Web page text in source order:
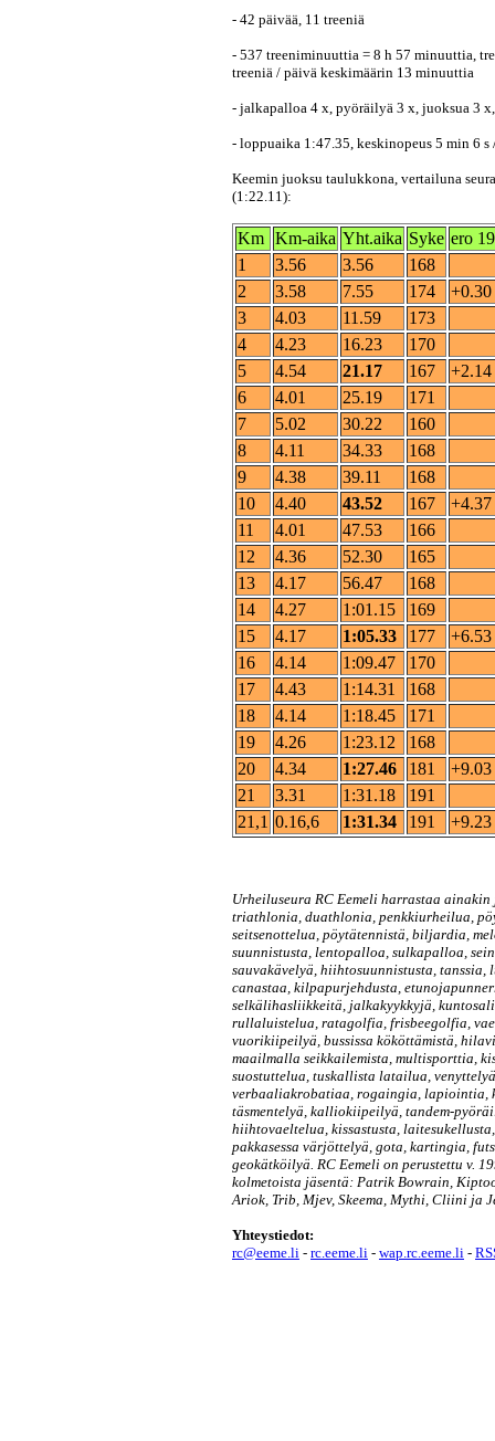
- 42 päivää, 11 treeniä
- 537 treeniminuuttia = 8 h 57 minuuttia,
treeniä / päivä keskimäärin 13 minuuttia
- jalkapalloa 4 x, pyöräilyä 3 x, juoksua 3
- loppuaika 1:47.35, keskinopeus 5 min 6 s
Keemin juoksu taulukkona, vertailuna
(1:22.11):
Km Km-aika Yht.aika Syke ero
1
3.56 3.56
168
2
3.58 7.55 174
+0.30
3
4.03 11.59
173
4
4.23 16.23
170
5
4.54 21.17 167
+2.14
6
4.01 25.19
171
7
5.02 30.22
160
8
4.11 34.33
168
9
4.38 39.11
168
10
4.40 43.52 167
+4.37
11
4.01 47.53
166
12
4.36 52.30
165
13
4.17 56.47
168
14
4.27 1:01.15
169
15
4.17 1:05.33 177
+6.53
16
4.14 1:09.47
170
17
4.43 1:14.31
168
18
4.14 1:18.45
171
19
4.26 1:23.12
168
20
4.34 1:27.46 181
+9.03
21
3.31 1:31.18
191
21,1 0.16,6 1:31.34 191 +9.23
Urheiluseura RC Eemeli harrastaa
triathlonia, duathlonia, penkkiurheilua,
seitsenottelua, pöytätennistä, biljardia,
suunnistusta, lentopalloa, sulkapalloa,
sauvakävelyä, hiihtosuunnistusta, tanssia,
canastaa, kilpapurjehdusta,
selkälihasliikkeitä, jalkakyykkyjä,
rullaluistelua, ratagolfia, frisbeegolfia,
vuorikiipeilyä, bussissa kököttämistä,
maailmalla seikkailemista, multisporttia,
suostuttelua, tuskallista latailua,
verbaaliakrobatiaa, rogaingia, lapiointia,
täsmentelyä, kalliokiipeilyä, tandem-
hiihtovaeltelua, kissastusta,
pakkasessa värjöttelyä, gota, kartingia,
geokätköilyä. RC Eemeli on perustettu v.
kolmetoista jäsentä: Patrik Bowrain,
Ariok, Trib, Mjev, Skeema, Mythi, Cliini ja
Yhteystiedot:
rc@eeme.li - rc.eeme.li - wap.rc.eeme.li -